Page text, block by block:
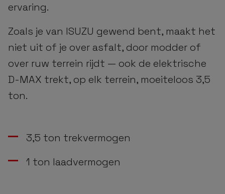
ervaring.
Zoals je van ISUZU gewend bent, maakt het
niet uit of je over asfalt, door modder of
over ruw terrein rijdt — ook de elektrische
D-MAX trekt, op elk terrein, moeiteloos 3,5
ton.
3,5 ton trekvermogen
1 ton laadvermogen